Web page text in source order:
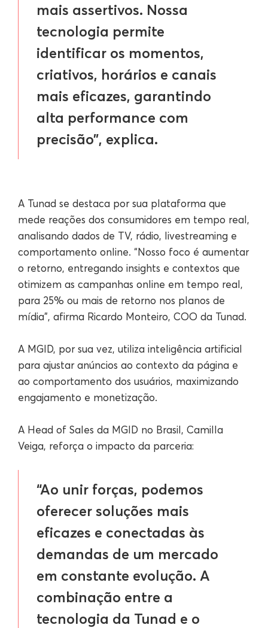
mais assertivos. Nossa
tecnologia permite
identificar os momentos,
criativos, horários e canais
mais eficazes, garantindo
alta performance com
precisão”, explica.
A Tunad se destaca por sua plataforma que
mede reações dos consumidores em tempo real,
analisando dados de TV, rádio, livestreaming e
comportamento online. “Nosso foco é aumentar
o retorno, entregando insights e contextos que
otimizem as campanhas online em tempo real,
para 25% ou mais de retorno nos planos de
mídia”, afirma Ricardo Monteiro, COO da Tunad.
A MGID, por sua vez, utiliza inteligência artificial
para ajustar anúncios ao contexto da página e
ao comportamento dos usuários, maximizando
engajamento e monetização.
A Head of Sales da MGID no Brasil, Camilla
Veiga, reforça o impacto da parceria:
“Ao unir forças, podemos
oferecer soluções mais
eficazes e conectadas às
demandas de um mercado
em constante evolução. A
combinação entre a
tecnologia da Tunad e o